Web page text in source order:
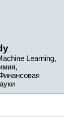
Learning,